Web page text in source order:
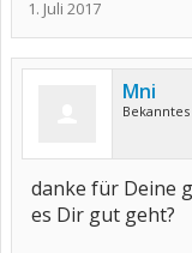
1. Juli 2017
Mni
danke für Deine
es Dir gut geht?